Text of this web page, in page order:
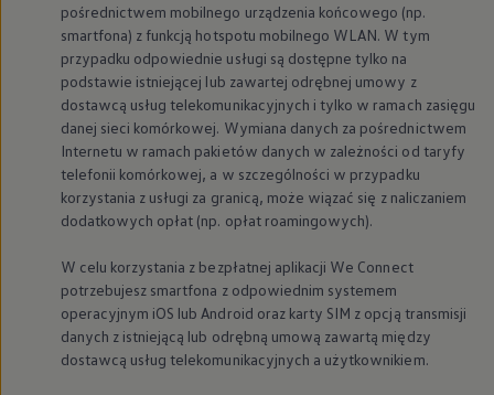
pośrednictwem mobilnego urządzenia końcowego (np.
smartfona) z funkcją hotspotu mobilnego WLAN. W tym
przypadku odpowiednie usługi są dostępne tylko na
podstawie istniejącej lub zawartej odrębnej umowy z
dostawcą usług telekomunikacyjnych i tylko w ramach zasięgu
danej sieci komórkowej. Wymiana danych za pośrednictwem
Internetu w ramach pakietów danych w zależności od taryfy
telefonii komórkowej, a w szczególności w przypadku
korzystania z usługi za granicą, może wiązać się z naliczaniem
dodatkowych opłat (np. opłat roamingowych).
W celu korzystania z bezpłatnej aplikacji We Connect
potrzebujesz smartfona z odpowiednim systemem
operacyjnym iOS lub Android oraz karty SIM z opcją transmisji
danych z istniejącą lub odrębną umową zawartą między
dostawcą usług telekomunikacyjnych a użytkownikiem.